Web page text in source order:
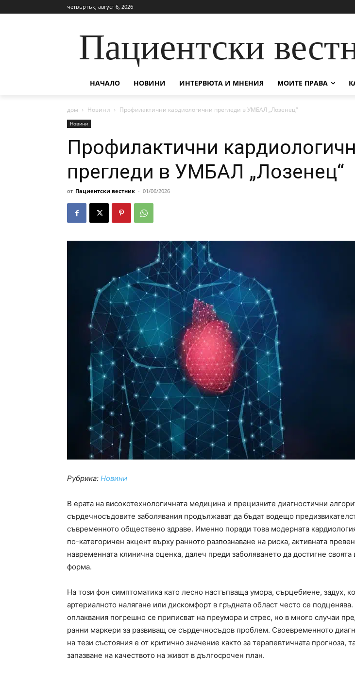
четвъртък, август 6, 2026
Пациентски
НАЧАЛО НОВИНИ ИНТЕРВЮТА И МНЕНИЯ МОИТЕ ПРАВА
дом Новини Профилактични кардиологични прегледи в УМБАЛ „Лозенец“
Новини
Профилактични
прегледи в УМБАЛ „Лозенец“
от Пациентски вестник - 01/06/2026
Рубрика: Новини
В ерата на високотехнологичната медицина и прецизните диагностични
сърдечносъдовите заболявания продължават да бъдат водещо
съвременното обществено здраве. Именно поради това модерната
по-категоричен акцент върху ранното разпознаване на риска, активната
навременната клинична оценка, далеч преди заболяването да достигне своята
форма.
На този фон симптоматика като лесно настъпваща умора, сърцебиене, задух,
артериалното налягане или дискомфорт в гръдната област често се подценява.
оплаквания погрешно се приписват на преумора и стрес, но в много случаи
ранни маркери за развиващ се сърдечносъдов проблем. Своевременното
на тези състояния е от критично значение както за терапевтичната прогноза,
запазване на качеството на живот в дългосрочен план.